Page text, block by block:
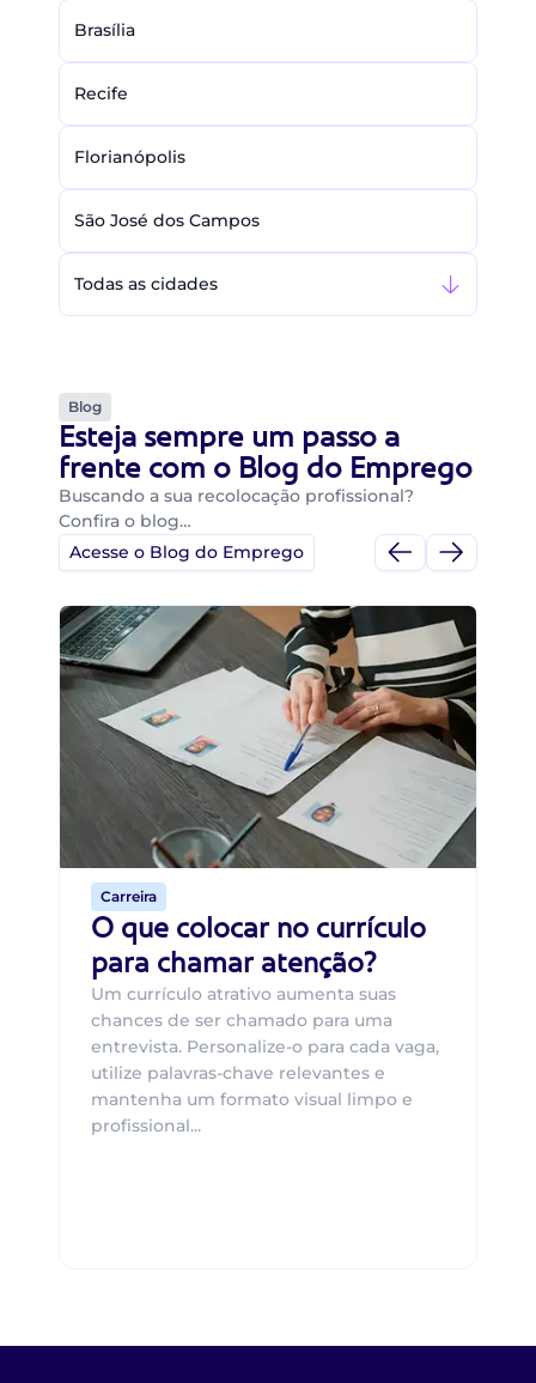
Brasília
Recife
Florianópolis
São José dos Campos
Todas as cidades
Blog
Esteja sempre um passo a
frente com o Blog do Emprego
Buscando a sua recolocação profissional?
Confira o blog…
Acesse o Blog do Emprego
Carreira
O que colocar no currículo
para chamar atenção?
Um currículo atrativo aumenta suas
chances de ser chamado para uma
entrevista. Personalize-o para cada vaga,
utilize palavras-chave relevantes e
mantenha um formato visual limpo e
profissional...